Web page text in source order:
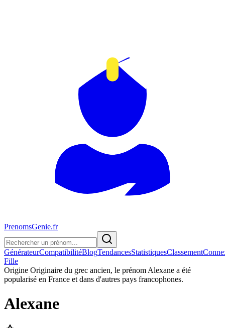
PrenomsGenie.fr
GénérateurCompatibilitéBlogTendancesStatistiquesClassement
Fille
Origine Originaire du grec ancien, le prénom Alexane a été
popularisé en France et dans d'autres pays francophones.
Alexane